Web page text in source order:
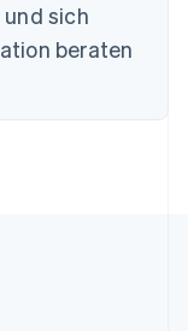
sich
beraten